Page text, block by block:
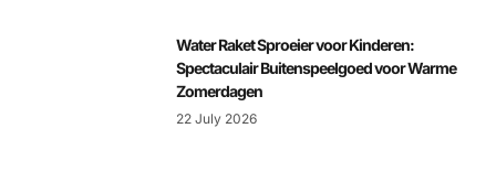
Water Raket Sproeier voor Kinderen:
Spectaculair Buitenspeelgoed voor Warme
Zomerdagen
22 July 2026